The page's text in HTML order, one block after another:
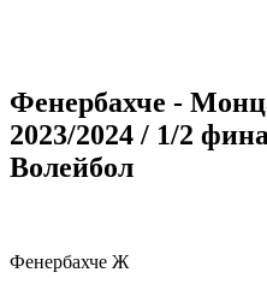
Фенербахче -
2023/2024 / 1/2
Волейбол
Фенербахче Ж